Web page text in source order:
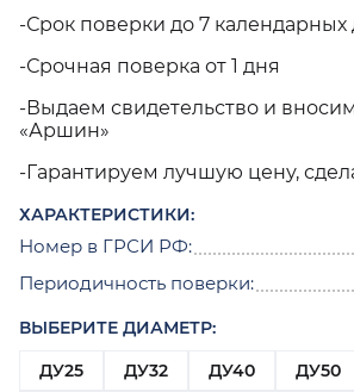
-Срок поверки до 7 календарных
-Срочная поверка от 1 дня
-Выдаем свидетельство и
«Аршин»
-Гарантируем лучшую цену,
ХАРАКТЕРИСТИКИ:
Номер в ГРСИ РФ:
Периодичность поверки:
ВЫБЕРИТЕ ДИАМЕТР:
ДУ25
ДУ32 ДУ40 ДУ50